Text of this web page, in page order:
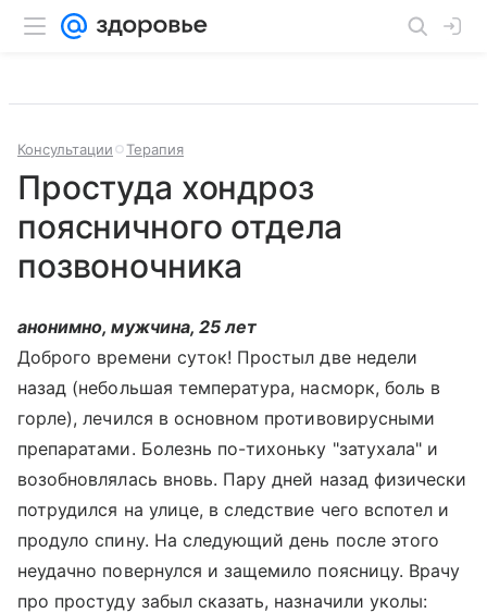
Консультации Терапия
Простуда хондроз
поясничного отдела
позвоночника
анонимно, мужчина, 25 лет
Доброго времени суток! Простыл две недели
назад (небольшая температура, насморк, боль в
горле), лечился в основном противовирусными
препаратами. Болезнь по-тихоньку "затухала" и
возобновлялась вновь. Пару дней назад физически
потрудился на улице, в следствие чего вспотел и
продуло спину. На следующий день после этого
неудачно повернулся и защемило поясницу. Врачу
про простуду забыл сказать, назначили уколы: